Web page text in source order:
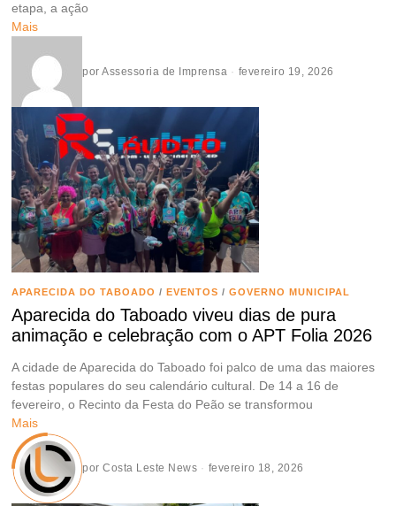
etapa, a ação
Mais
porAssessoria de Imprensa fevereiro 19, 2026
APARECIDA DO TABOADO / EVENTOS / GOVERNO MUNICIPAL
Aparecida do Taboado viveu dias de pura
animação e celebração com o APT Folia 2026
A cidade de Aparecida do Taboado foi palco de uma das maiores
festas populares do seu calendário cultural. De 14 a 16 de
fevereiro, o Recinto da Festa do Peão se transformou
Mais
porCosta Leste News fevereiro 18, 2026